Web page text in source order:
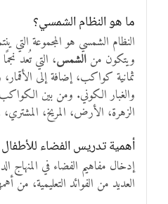
ما هو النظام الشمسي؟
النظام الشمسي هو المجموعة
ويتكون من الشمس، التي تُعد
ثمانية كواكب، إضافة إلى
والغبار الكوني. ومن بين
الزهرة، الأرض، المريخ،
أهمية تدريس الفضاء للأطفال
إدخال مفاهيم الفضاء في المنهاج
العديد من الفوائد التعليمية، من